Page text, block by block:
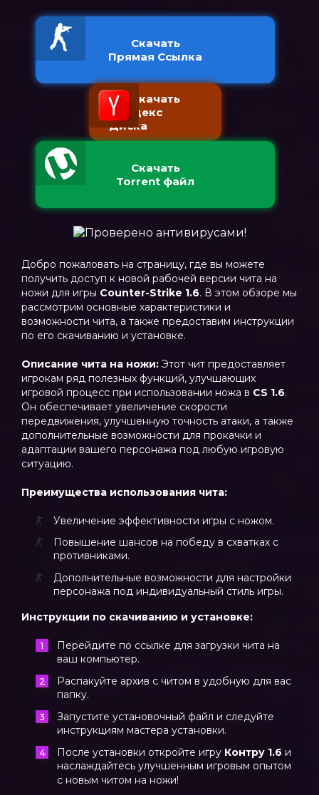
Скачать
Прямая Ссылка
Скачать
с Яндекс
Диска
Скачать
Torrent файл
Добро пожаловать на страницу, где вы можете
получить доступ к новой рабочей версии чита на
ножи для игры Counter-Strike 1.6. В этом обзоре мы
рассмотрим основные характеристики и
возможности чита, а также предоставим инструкции
по его скачиванию и установке.
Описание чита на ножи: Этот чит предоставляет
игрокам ряд полезных функций, улучшающих
игровой процесс при использовании ножа в CS 1.6.
Он обеспечивает увеличение скорости
передвижения, улучшенную точность атаки, а также
дополнительные возможности для прокачки и
адаптации вашего персонажа под любую игровую
ситуацию.
Преимущества использования чита:
Увеличение эффективности игры с ножом.
Повышение шансов на победу в схватках с
противниками.
Дополнительные возможности для настройки
персонажа под индивидуальный стиль игры.
Инструкции по скачиванию и установке:
Перейдите по ссылке для загрузки чита на
ваш компьютер.
Распакуйте архив с читом в удобную для вас
папку.
Запустите установочный файл и следуйте
инструкциям мастера установки.
После установки откройте игру Контру 1.6 и
наслаждайтесь улучшенным игровым опытом
с новым читом на ножи!